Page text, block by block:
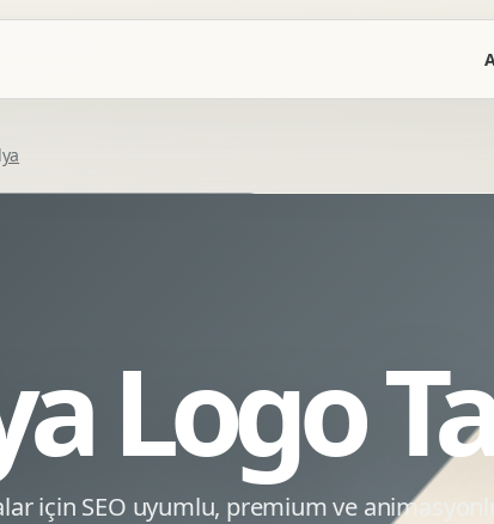
Ofis Ici Gorsel Kimlik
Kurumsal Katalog Tasarimi
Logo
için SEO uyumlu, premium ve